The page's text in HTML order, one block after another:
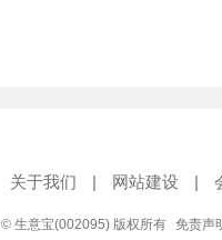
关于我们 | 网站建设 |
© 生意宝(002095) 版权所有 免责声